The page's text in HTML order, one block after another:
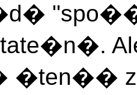
�ten��